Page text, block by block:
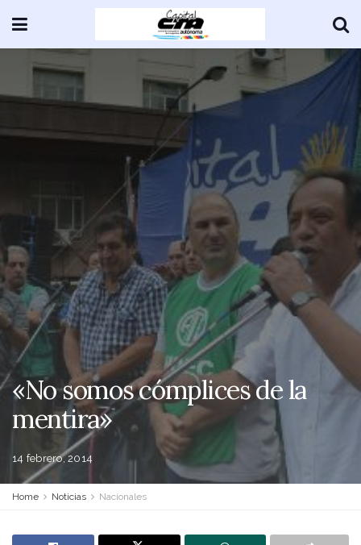
«No somos cómplices de la
mentira»
14 febrero, 2014
Home Noticias Nacionales